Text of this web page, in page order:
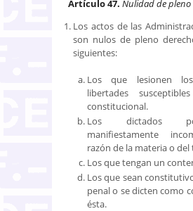
Artículo 47. Nulidad de pleno
Los actos de las
son nulos de pleno
siguientes:
Los que lesionen
libertades
constitucional.
Los dictados
manifiestamente
razón de la materia o
Los que tengan un
Los que sean
penal o se dicten como
ésta.